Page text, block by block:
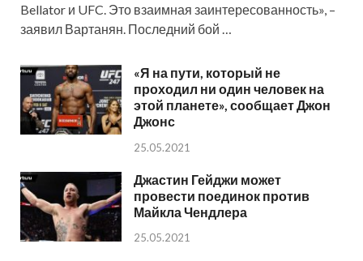
Bellator и UFC. Это взаимная заинтересованность», –
заявил Вартанян. Последний бой …
«Я на пути, который не
проходил ни один человек на
этой планете», сообщает Джон
Джонс
25.05.2021
Джастин Гейджи может
провести поединок против
Майкла Чендлера
25.05.2021